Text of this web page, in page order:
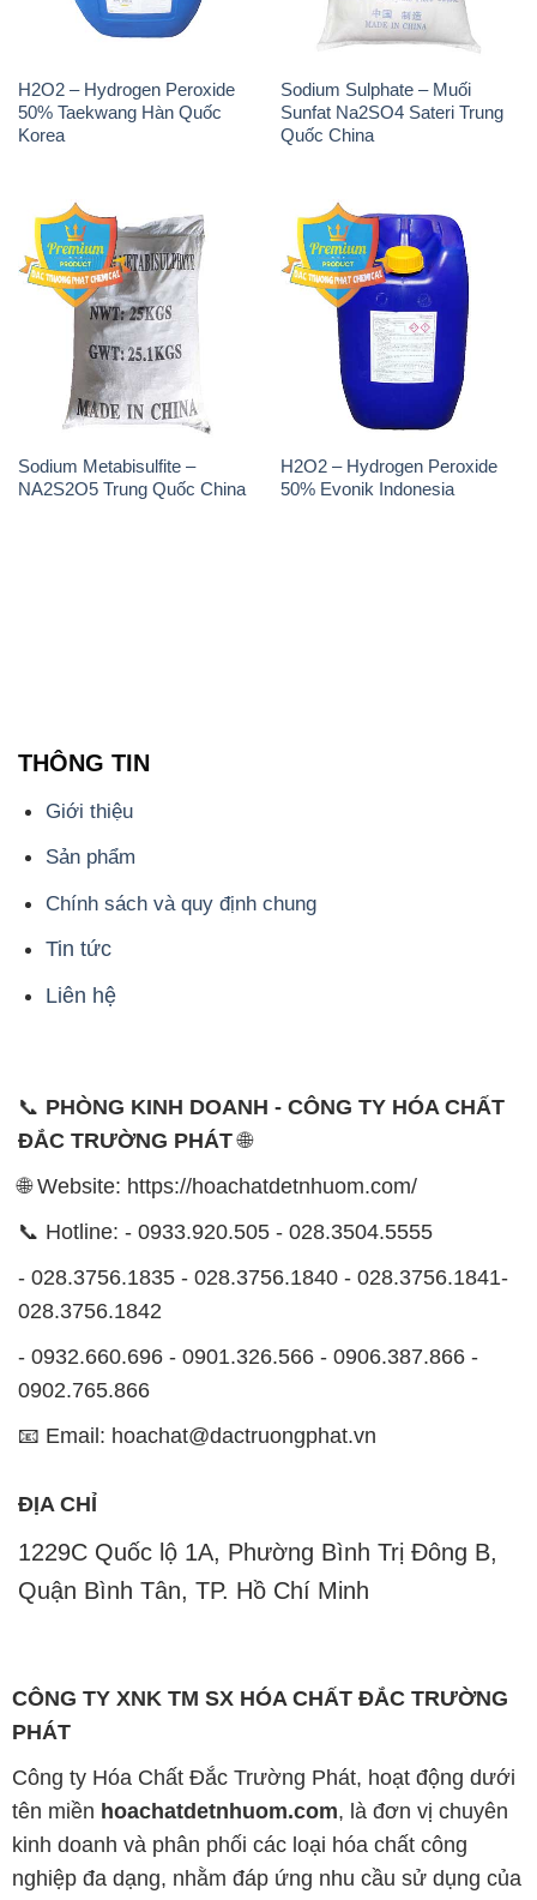
Sodium Metabisulfite –
NA2S2O5 Trung Quốc China
H2O2 – Hydrogen Peroxide
50% Evonik Indonesia
Chính sách và quy định chung
Tin tức
Liên hệ
📞
PHÒNG KINH DOANH - CÔNG TY HÓA CHẤT
ĐẮC TRƯỜNG PHÁT
- 028.3756.1835 - 028.3756.1840 - 028.3756.1841-
0902.765.866
📧 Email: hoachat@dactruongphat.vn
ĐỊA CHỈ
1229C Quốc lộ 1A, Phường Bình Trị Đông B,
Quận Bình Tân, TP. Hồ Chí Minh
CÔNG TY XNK TM SX HÓA CHẤT ĐẮC TRƯỜNG
PHÁT
kinh doanh và phân phối các loại hóa chất công
nghiệp đa dạng, nhằm đáp ứng nhu cầu sử dụng của
khách hàng một cách tốt nhất.
Chúng tôi cam kết mang đến sự hài lòng và đáp ứng
mọi nhu cầu của khách hàng với tiêu chí hàng đầu.
Công ty chúng tôi hiện cung cấp những sản phẩm